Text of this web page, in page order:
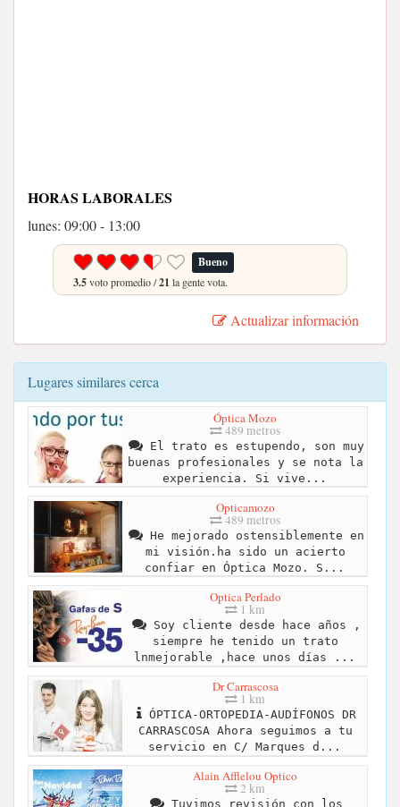
HORAS LABORALES
lunes: 09:00 - 13:00
Bueno
3.5voto promedio /21 la gente vota.
Actualizar información
Lugares similares cerca
Óptica Mozo
489 metros
El trato es estupendo, son muy
buenas profesionales y se nota la
experiencia. Si vive...
Opticamozo
489 metros
He mejorado ostensiblemente en
mi visión.ha sido un acierto
confiar en Óptica Mozo. S...
Optica Perlado
1 km
Soy cliente desde hace años ,
siempre he tenido un trato
lnmejorable ,hace unos días ...
Dr Carrascosa
1 km
ÓPTICA-ORTOPEDIA-AUDÍFONOS DR
CARRASCOSA Ahora seguimos a tu
servicio en C/ Marques d...
Alain Afflelou Optico
2 km
Tuvimos revisión con los